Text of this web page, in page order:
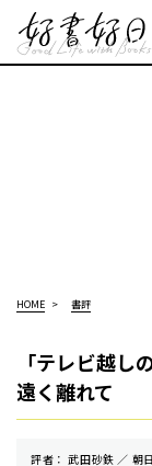
HOME 書評
「テレビ越
遠く離れて
評者： 武田砂鉄 ／ 朝